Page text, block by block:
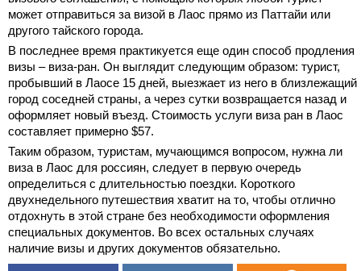
может отправиться за визой в Лаос прямо из Паттайи или
другого тайского города.
В последнее время практикуется еще один способ продления
визы – виза-ран. Он выглядит следующим образом: турист,
пробывший в Лаосе 15 дней, выезжает из него в близлежащий
город соседней страны, а через сутки возвращается назад и
оформляет новый въезд. Стоимость услуги виза ран в Лаос
составляет примерно $57.
Таким образом, туристам, мучающимся вопросом, нужна ли
виза в Лаос для россиян, следует в первую очередь
определиться с длительностью поездки. Короткого
двухнедельного путешествия хватит на то, чтобы отлично
отдохнуть в этой стране без необходимости оформления
специальных документов. Во всех остальных случаях
наличие визы и других документов обязательно.